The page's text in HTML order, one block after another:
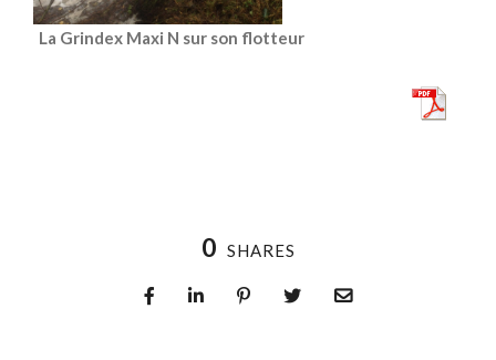
La Grindex Maxi N sur son flotteur
0 SHARES